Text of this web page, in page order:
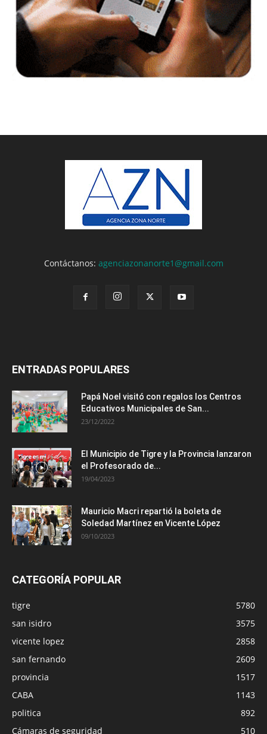
Contáctanos: agenciazonanorte1@gmail.com
ENTRADAS POPULARES
Papá Noel visitó con regalos los Centros
Educativos Municipales de San...
23/12/2022
El Municipio de Tigre y la Provincia lanzaron
el Profesorado de...
19/04/2023
Mauricio Macri repartió la boleta de
Soledad Martínez en Vicente López
09/10/2023
CATEGORÍA POPULAR
tigre
5780
san isidro
3575
vicente lopez
2858
san fernando
2609
provincia
1517
CABA
1143
politica
892
Cámaras de seguridad
510